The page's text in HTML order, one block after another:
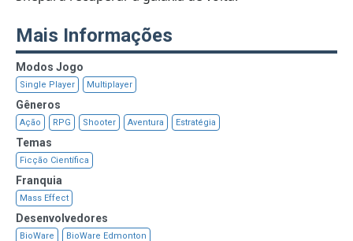
Mais Informações
Modos Jogo
Single Player Multiplayer
Gêneros
Ação RPG Shooter Aventura Estratégia
Temas
Ficção Científica
Franquia
Mass Effect
Desenvolvedores
BioWare BioWare Edmonton